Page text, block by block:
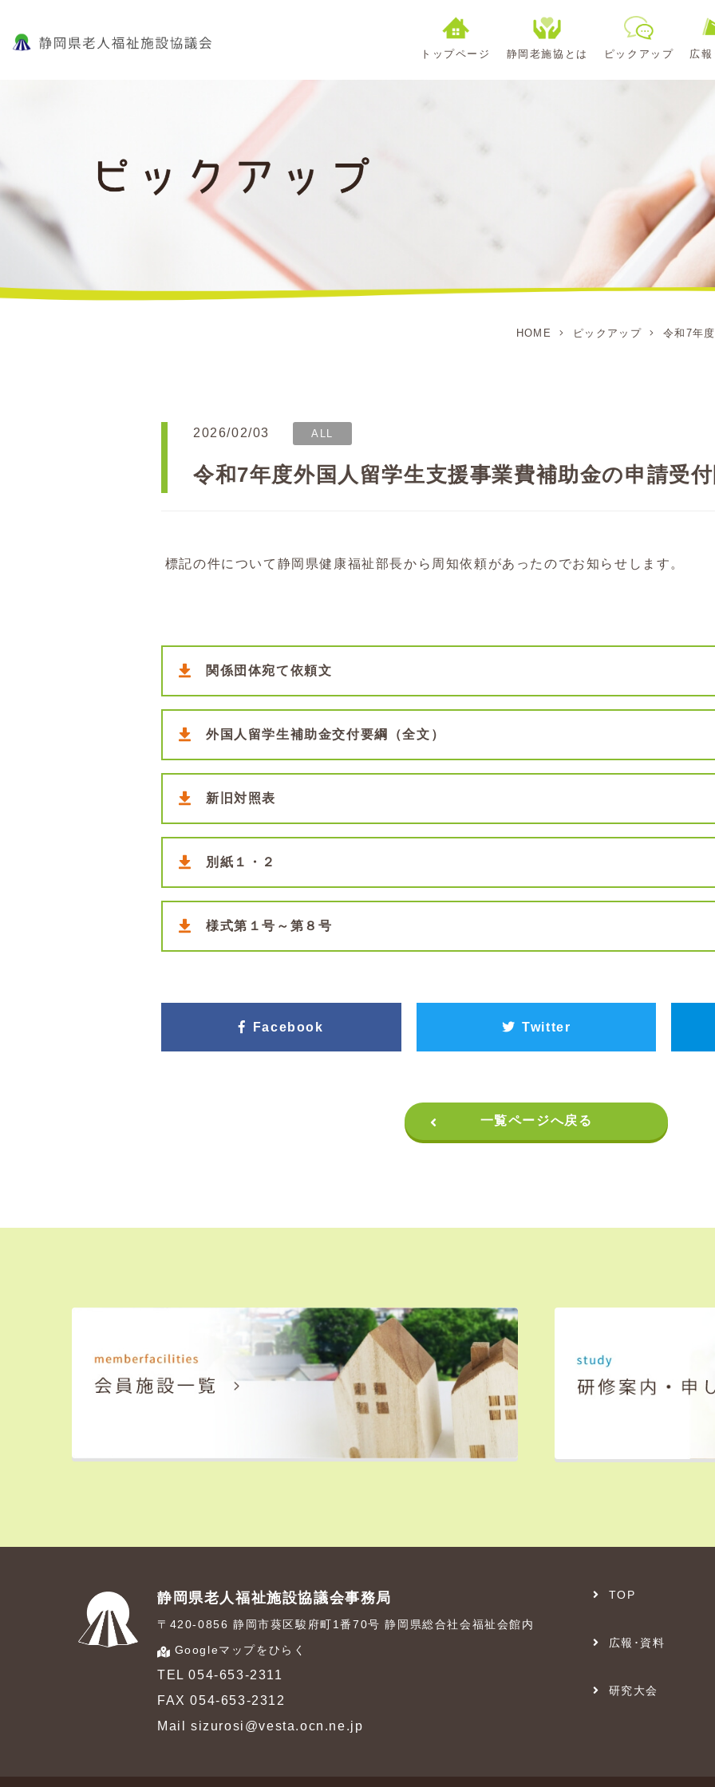
トップページ 静岡老施協とは ピックアップ 広
HOME ピックアップ 令和7年
2026/02/03 ALL
令和7年度外国人留学生支援事業費補助金の申請受
標記の件について静岡県健康福祉部長から周知依頼があったのでお知らせします。
関係団体宛て依頼文
外国人留学生補助金交付要綱（全文）
新旧対照表
別紙１・２
様式第１号～第８号
Facebook Twitter
一覧ページへ戻る
TOP
広報･資料
研究大会
静岡県老人福祉施設協議会事務局
〒420-0856 静岡市葵区駿府町1番70号 静岡県総合社会福祉会館内
Googleマップをひらく
TEL 054-653-2311
FAX 054-653-2312
Mail sizurosi@vesta.ocn.ne.jp